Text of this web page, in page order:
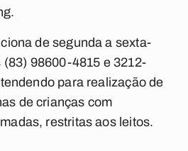
de segunda a sexta-
98600-4815 e 3212-
para realização de
de crianças com
restritas aos leitos.